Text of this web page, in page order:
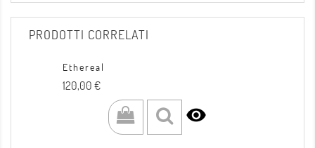
PRODOTTI CORRELATI
Ethereal
Prezzo
120,00 €
